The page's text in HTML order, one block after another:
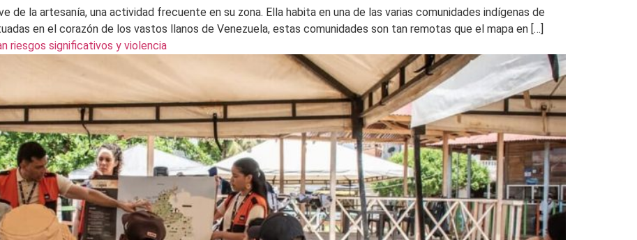
de la artesanía, una actividad frecuente en su zona. Ella habita en una de las varias comunidades indígenas de
en el corazón de los vastos llanos de Venezuela, estas comunidades son tan remotas que el mapa en […]
riesgos significativos y violencia